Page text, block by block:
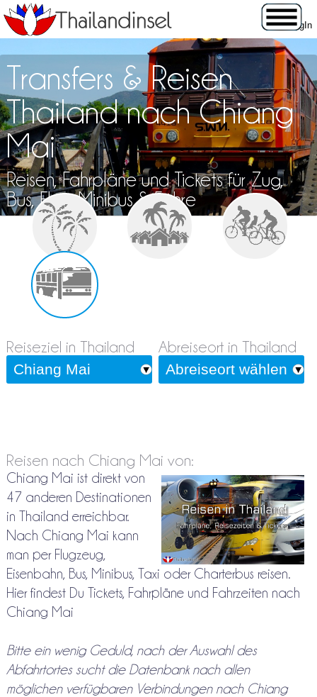
Transfers & Reisen
Thailand nach Chiang
Mai
Reisen, Fahrpläne und Tickets für Zug,
Bus, Flug, Minibus & Fähre
Reiseziel in Thailand Abreiseort in Thailand
Reisen nach Chiang Mai von:
Chiang Mai ist direkt von
47 anderen Destinationen
in Thailand erreichbar.
Nach Chiang Mai kann
man per Flugzeug,
Eisenbahn, Bus, Minibus, Taxi oder Charterbus reisen.
Hier findest Du Tickets, Fahrpläne und Fahrzeiten nach
Chiang Mai
Bitte ein wenig Geduld, nach der Auswahl des
Abfahrtortes sucht die Datenbank nach allen
möglichen verfügbaren Verbindungen nach Chiang